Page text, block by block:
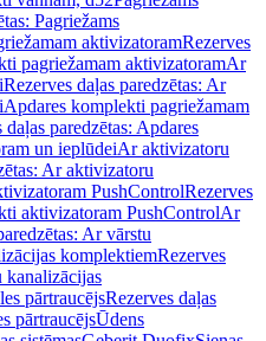
Pagriežams
aktivizatoramRezerves
pagriežamam aktivizatoramAr
Rezerves daļas paredzētas: Ar
Apdares komplekti pagriežamam
daļas paredzētas: Apdares
un ieplūdeiAr aktivizatoru
Ar aktivizatoru
PushControlRezerves
aktivizatoram PushControlAr
Ar vārstu
komplektiemRezerves
kanalizācijas
pārtraucējsRezerves daļas
pārtraucējsŪdens